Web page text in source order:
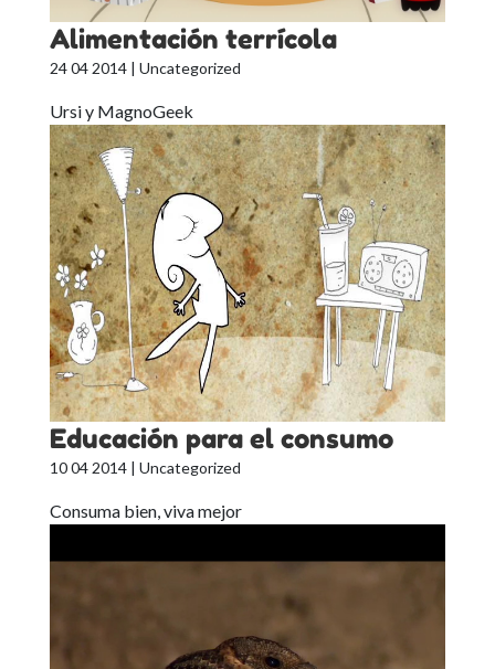
Alimentación terrícola
24 04 2014| Uncategorized
Ursi y MagnoGeek
Educación para el consumo
10 04 2014| Uncategorized
Consuma bien, viva mejor